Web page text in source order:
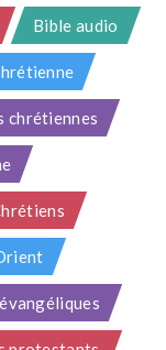
Bible audio
chrétiennes